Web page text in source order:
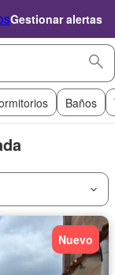
Gestionar alertas
Baños
Nuevo